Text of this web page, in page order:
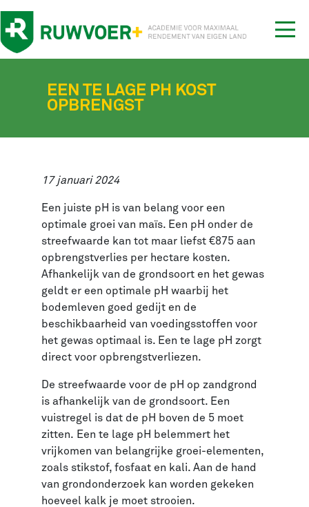
EEN TE LAGE PH KOST
OPBRENGST
17 januari 2024
Een juiste pH is van belang voor een
optimale groei van maïs. Een pH onder de
streefwaarde kan tot maar liefst €875 aan
opbrengstverlies per hectare kosten.
Afhankelijk van de grondsoort en het gewas
geldt er een optimale pH waarbij het
bodemleven goed gedijt en de
beschikbaarheid van voedingsstoffen voor
het gewas optimaal is. Een te lage pH zorgt
direct voor opbrengstverliezen.
De streefwaarde voor de pH op zandgrond
is afhankelijk van de grondsoort. Een
vuistregel is dat de pH boven de 5 moet
zitten. Een te lage pH belemmert het
vrijkomen van belangrijke groei-elementen,
zoals stikstof, fosfaat en kali. Aan de hand
van grondonderzoek kan worden gekeken
hoeveel kalk je moet strooien.